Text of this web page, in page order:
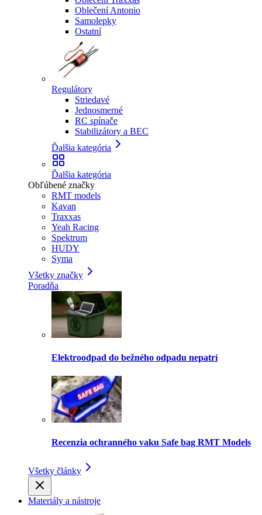
Oblečení Antonio
Samolepky
Ostatní
Regulátory
Striedavé
Jednosmerné
RC spínače
Stabilizátory a BEC
Ďalšia kategória
Ďalšia kategória
Obľúbené značky
RMT models
Kavan
Traxxas
Yeah Racing
Spektrum
HUDY
Syma
Všetky značky
Poradňa
Elektroodpad do bežného odpadu nepatrí
Recenzia ochranného vaku Safe bag RMT Models
Všetky články
Materiály a nástroje